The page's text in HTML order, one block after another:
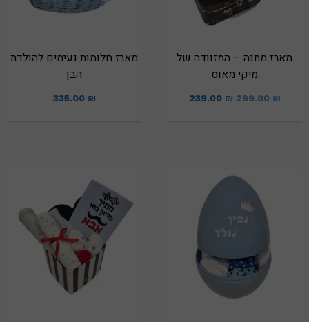
מארז מתנה – המזוודה של
מיקי מאוס
299.00₪
239.00 ₪
מארז חלומות נעימים להולדת
הבן
335.00 ₪